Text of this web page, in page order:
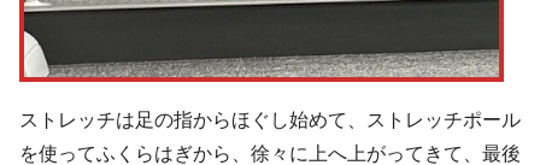
ストレッチは足の指からほぐし始めて、ストレッチポール
を使ってふくらはぎから、徐々に上へ上がってきて、最後